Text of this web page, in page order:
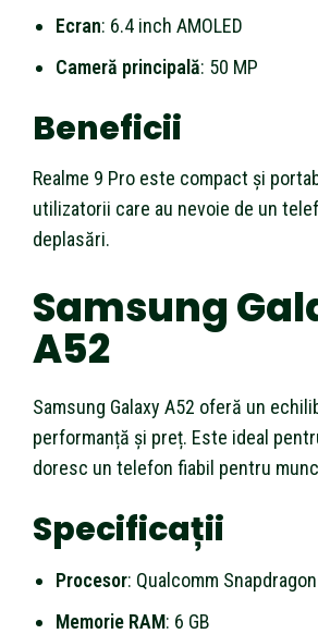
Ecran: 6.4 inch AMOLED
Cameră principală: 50 MP
Beneficii
Realme 9 Pro este compact și
utilizatorii care au nevoie de un
deplasări.
Samsung
A52
Samsung Galaxy A52 oferă un
performanță și preț. Este ideal
doresc un telefon fiabil pentru
Specificații
Procesor: Qualcomm
Memorie RAM: 6 GB